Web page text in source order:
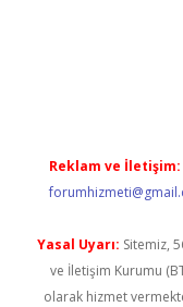
Reklam ve İletişim:
Yasal Uyarı: Sitemiz,
ve İletişim Kurumu
olarak hizmet